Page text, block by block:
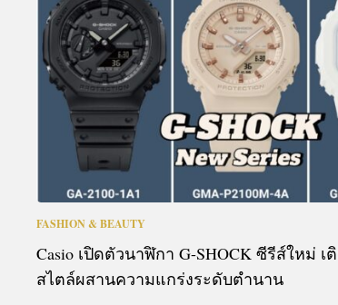
FASHION & BEAUTY
Casio เปิดตัวนาฬิกา G-SHOCK ซีรีส์ใหม่
สไตล์ผสานความแกร่งระดับตำนาน